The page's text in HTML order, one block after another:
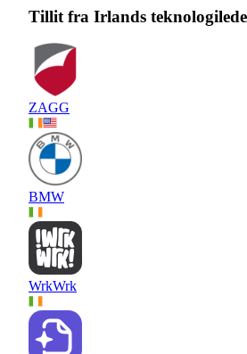
Tillit fra Irlands
ZAGG
BMW
WrkWrk